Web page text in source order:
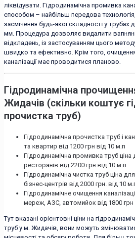
ліквідувати. Гідродинамічна промивка
способом – найбільш передова
засмічення будь-якої складності у трубах
мм. Процедура дозволяє видалити
відкладень, із застосуванням цього
швидко та ефективно. Крім того,
каналізації має проводитися планово.
Гідродинамічна
Жидачів (скільки коштує
прочистка труб)
Гідродинамічна прочистка труб і
та квартир від 1200 грн від 10 м.п
Гідродинамічна промивка труб ціна
ресторанів від 2200 грн від 10 м.п
Гідродинамічна чистка труб ціна
бізнес-центрів від 2000 грн. від 10
Гідродинамічне очищення
мереж, АЗС, автомийок від 1800 грн
Тут вказані орієнтовні ціни на
труб у м. Жидачів, вони можуть